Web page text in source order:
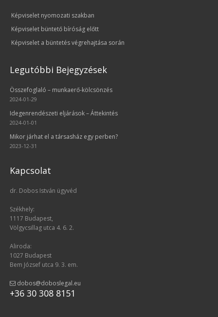
Képviselet nyomozati szakban
Képviselet büntető bíróság előtt
Képviselet a büntetés végrehajtása során
Legutóbbi Bejegyzések
Összefoglaló – munkaerő-kölcsönzés
2024-01-29
Idegenrendészeti eljárások – Áttekintés
2024-01-01
Mikor járhat el a társasház egy perben?
2023-12-31
Kapcsolat
dr. Dobos István ügyvéd
Székhely:
1117 Budapest,
Völgycsillag utca 4. 6. 2.
Aliroda:
1027 Budapest
Bem József utca 9. 3. em.
dobos@doboslegal.eu
+36 30 308 8151